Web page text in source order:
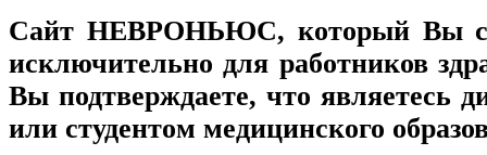
Сайт НЕВРОНЬЮС, который Вы
исключительно для работников
Вы подтверждаете, что являетесь
или студентом медицинского